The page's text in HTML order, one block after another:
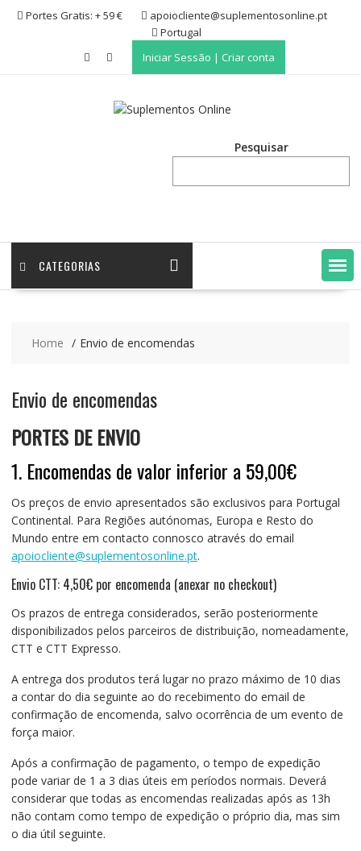
Skip Portes Gratis: + 59 €
apoiocliente@suplementosonline.pt
Portugal
Iniciar Sessão | Criar conta
Pesquisar
CATEGORIAS
Home Envio de encomendas
Envio de encomendas
PORTES DE ENVIO
1. Encomendas de valor inferior a 59,00€
Os preços de envio apresentados são exclusivos para Portugal
Continental. Para Regiões autónomas, Europa e Resto do
Mundo entre em contacto connosco através do email
apoiocliente@suplementosonline.pt.
Envio CTT: 4,50€ por encomenda (anexar no checkout)
Os prazos de entrega considerados, serão posteriormente
disponibilizados pelos parceiros de distribuição, nomeadamente,
CTT e CTT Expresso.
A entrega dos produtos terá lugar no prazo máximo de 10 dias
a contar do dia seguinte ao do recebimento do email de
confirmação de encomenda, salvo ocorrência de um evento de
força maior.
Após a confirmação de pagamento, o tempo de expedição
pode variar de 1 a 3 dias úteis em períodos normais. Deverá
considerar que todas as encomendas realizadas após as 13h
não contam como tempo de expedição o próprio dia, mas sim
o dia útil seguinte.